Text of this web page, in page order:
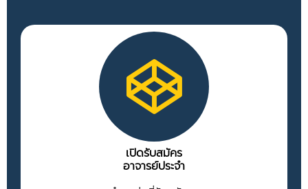
เปิดรับสมัคร
อาจารย์ประจำ